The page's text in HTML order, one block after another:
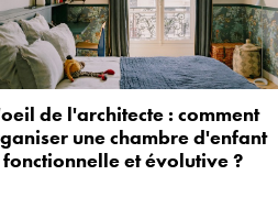
de l'architecte : comment
une chambre d'enfant
fonctionnelle et évolutive ?